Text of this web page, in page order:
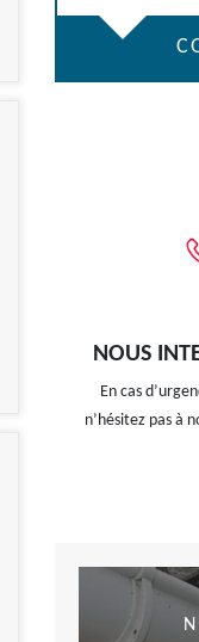
NOUS
En cas
n’hésitez pas à